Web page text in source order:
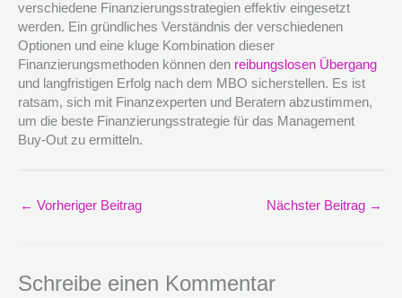
verschiedene Finanzierungsstrategien effektiv eingesetzt
werden. Ein gründliches Verständnis der verschiedenen
Optionen und eine kluge Kombination dieser
Finanzierungsmethoden können den reibungslosen Übergang
und langfristigen Erfolg nach dem MBO sicherstellen. Es ist
ratsam, sich mit Finanzexperten und Beratern abzustimmen,
um die beste Finanzierungsstrategie für das Management
Buy-Out zu ermitteln.
← Vorheriger Beitrag Nächster Beitrag →
Schreibe einen Kommentar